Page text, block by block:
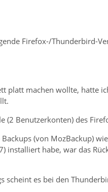
Firefox-/Thunderbird-
platt machen wollte, hatte
Benutzerkonten) des
(von MozBackup)
installiert habe, war das
es bei den